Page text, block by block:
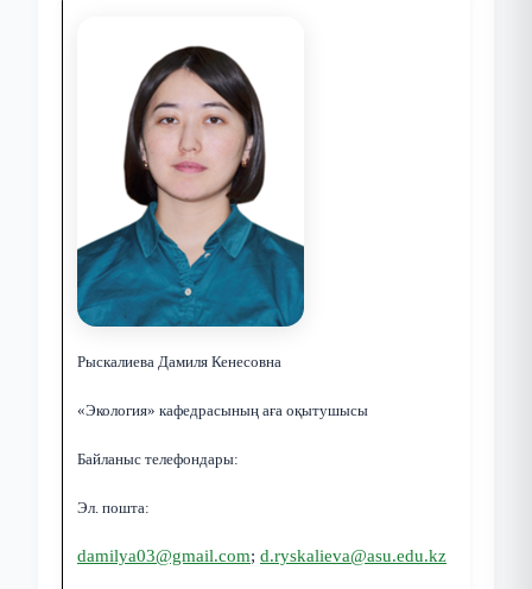
Рыскалиева Дамиля Кенесовна
«Экология» кафедрасының аға оқытушысы
Байланыс телефондары:
Эл. пошта:
damilya03@gmail.com; d.ryskalieva@asu.edu.kz